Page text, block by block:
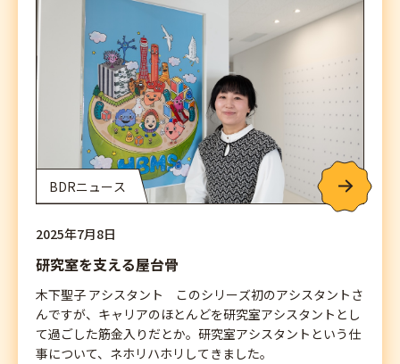
BDRニュース
2025年7月8日
研究室を支える屋台骨
木下聖子 アシスタント このシリーズ初のアシスタントさ
んですが、キャリアのほとんどを研究室アシスタントとし
て過ごした筋金入りだとか。研究室アシスタントという仕
事について、ネホリハホリしてきました。